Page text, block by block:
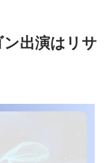
出演はリサ